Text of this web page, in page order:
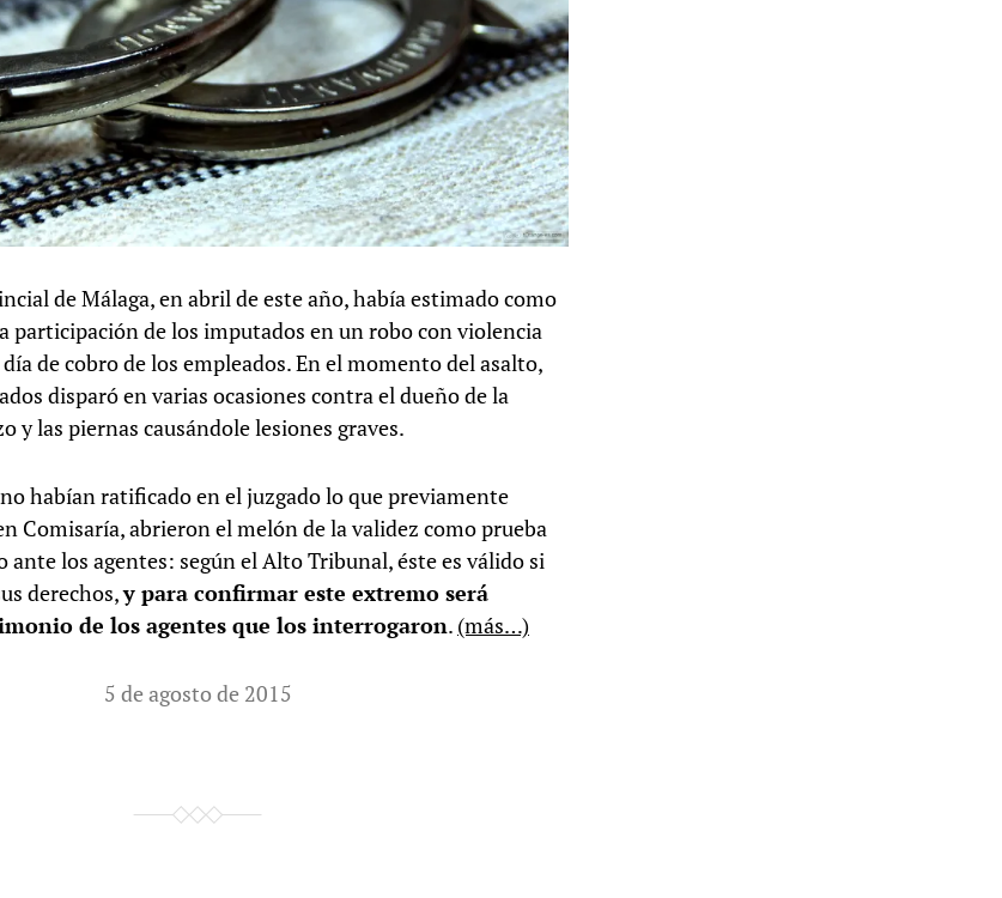
de Málaga, en abril de este año, había estimado como
participación de los imputados en un robo con violencia
de cobro de los empleados. En el momento del asalto,
disparó en varias ocasiones contra el dueño de la
y las piernas causándole lesiones graves.
habían ratificado en el juzgado lo que previamente
Comisaría, abrieron el melón de la validez como prueba
ante los agentes: según el Alto Tribunal, éste es válido si
derechos,y para confirmar este extremo será
de los agentes que los interrogaron. (más…)
5 de agosto de 2015